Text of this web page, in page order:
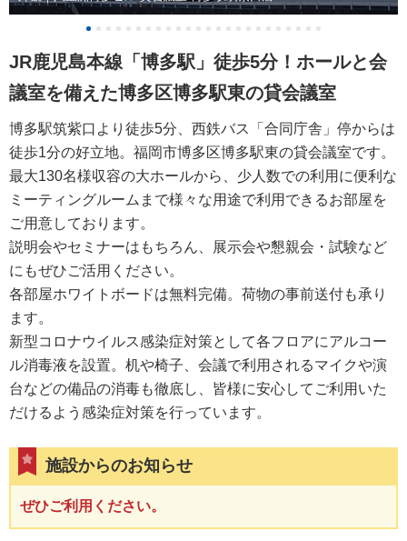
JR鹿児島本線「博多駅」徒歩5分！ホールと会
議室を備えた博多区博多駅東の貸会議室
博多駅筑紫口より徒歩5分、西鉄バス「合同庁舎」停からは
徒歩1分の好立地。福岡市博多区博多駅東の貸会議室です。
最大130名様収容の大ホールから、少人数での利用に便利な
ミーティングルームまで様々な用途で利用できるお部屋を
ご用意しております。
説明会やセミナーはもちろん、展示会や懇親会・試験など
にもぜひご活用ください。
各部屋ホワイトボードは無料完備。荷物の事前送付も承り
ます。
新型コロナウイルス感染症対策として各フロアにアルコー
ル消毒液を設置。机や椅子、会議で利用されるマイクや演
台などの備品の消毒も徹底し、皆様に安心してご利用いた
だけるよう感染症対策を行っています。
施設からのお知らせ
ぜひご利用ください。